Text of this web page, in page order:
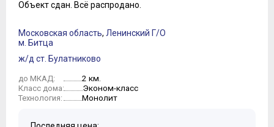
4
6
7
Объект сдан. Всё распродано.
Московская область, Ленинский Г/О
м. Битца
ж/д ст. Булатниково
до МКАД: 2 км.
Класс дома: Эконом-класс
Технология: Монолит